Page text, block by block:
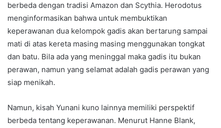
berbeda dengan tradisi Amazon dan Scythia. Herodotus
menginformasikan bahwa untuk membuktikan
keperawanan dua kelompok gadis akan bertarung sampai
mati di atas kereta masing masing menggunakan tongkat
dan batu. Bila ada yang meninggal maka gadis itu bukan
perawan, namun yang selamat adalah gadis perawan yang
siap menikah.
Namun, kisah Yunani kuno lainnya memiliki perspektif
berbeda tentang keperawanan. Menurut Hanne Blank,